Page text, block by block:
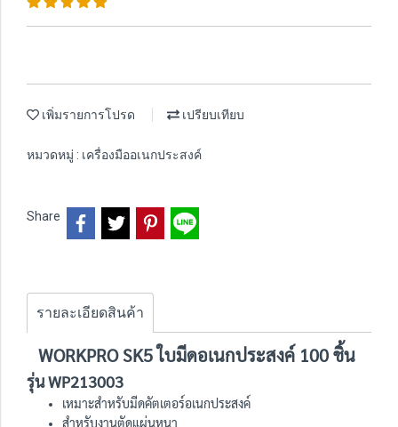
เพิ่มรายการโปรด เปรียบเทียบ
หมวดหมู่ : เครื่องมืออเนกประสงค์
Share
รายละเอียดสินค้า
WORKPRO SK5 ใบมีดอเนกประสงค์ 100 ชิ้น
รุ่น WP213003
เหมาะสำหรับมีดคัตเตอร์อเนกประสงค์
สำหรับงานตัดแผ่นหนา